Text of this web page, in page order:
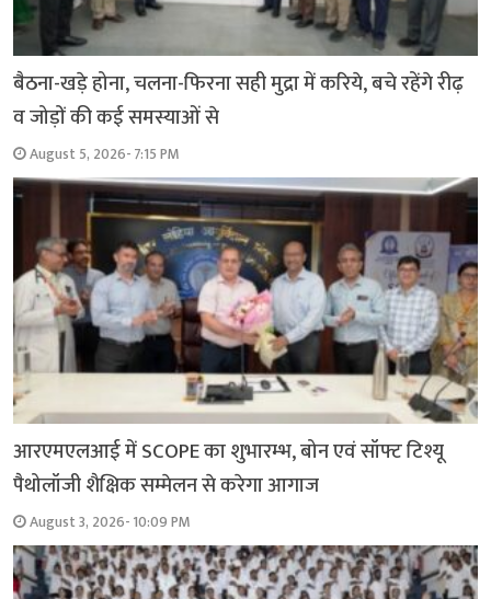
बैठना-खड़े होना, चलना-फिरना सही मुद्रा में करिये, बचे रहेंगे रीढ़
व जोड़ों की कई समस्याओं से
August 5, 2026- 7:15 PM
आरएमएलआई में SCOPE का शुभारम्भ, बोन एवं सॉफ्ट टिश्यू
पैथोलॉजी शैक्षिक सम्मेलन से करेगा आगाज
August 3, 2026- 10:09 PM